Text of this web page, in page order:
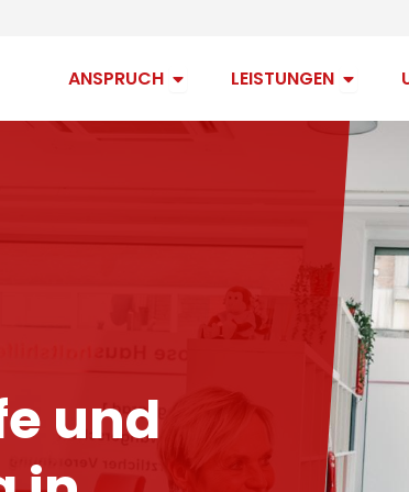
ANSPRUCH Open Anspruch
LEISTUNGEN Open
und